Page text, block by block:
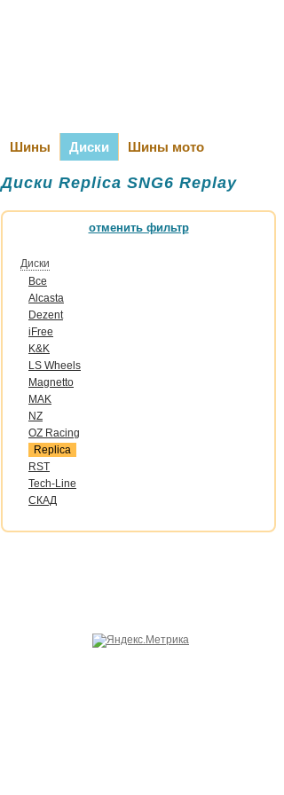
Шины Диски Шины мото
Диски Replica SNG6 Replay
отменить фильтр
Диски
Все
Alcasta
Dezent
iFree
K&K
LS Wheels
Magnetto
MAK
NZ
OZ Raсing
Replica
RST
Tech-Line
СКАД